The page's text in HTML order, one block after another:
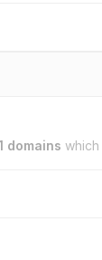
domains which